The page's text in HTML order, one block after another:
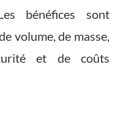
bénéfices sont
volume, de masse,
et de coûts